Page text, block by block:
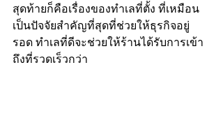
สุดท้ายก็คือเรื่องของทำเลที่ตั้ง ที่เหมือน
เป็นปัจจัยสำคัญที่สุดที่ช่วยให้ธุรกิจอยู่
รอด ทำเลที่ดีจะช่วยให้ร้านได้รับการเข้า
ถึงที่รวดเร็วกว่า